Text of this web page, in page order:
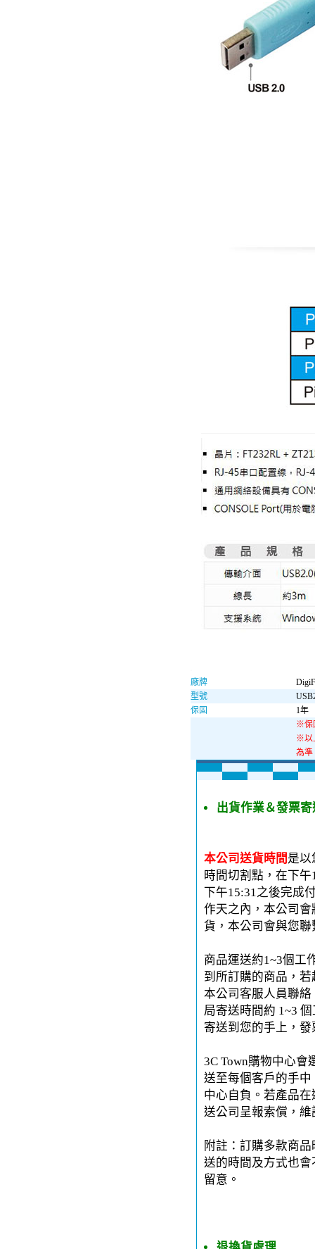
廠牌
型號
保固
1年
※保
※以
為準
出貨作業＆發票寄
本公司送貨時間 是以
時間切割點，在下
下午15:31之後完成
作天之內，本公司
貨，本公司會與您
商品運送約1~3個工
到所訂購的商品，
本公司客服人員聯
局寄送時間約 1~3
寄送到您的手上，
3C Town購物中心
送至每個客戶的手中
中心自負。若產品
送公司呈報索償，
附註：訂購多款商
送的時間及方式也
留意。